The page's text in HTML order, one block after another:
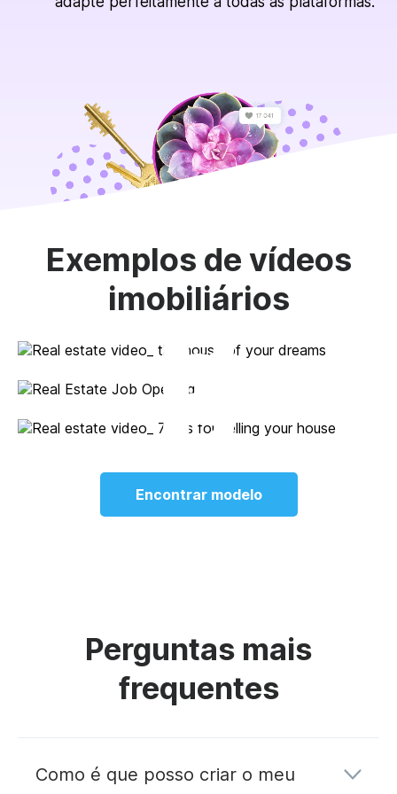
Exemplos de vídeos
imobiliários
Encontrar modelo
Perguntas mais
frequentes
Como é que posso criar o meu